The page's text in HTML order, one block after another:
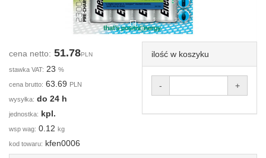
cena netto: 51.78PLN
stawka VAT: 23 %
cena brutto: 63.69 PLN
wysyłka: do 24 h
jednostka: kpl.
wsp wag: 0.12 kg
kod towaru: kfen0006
ilość w koszyku
- +